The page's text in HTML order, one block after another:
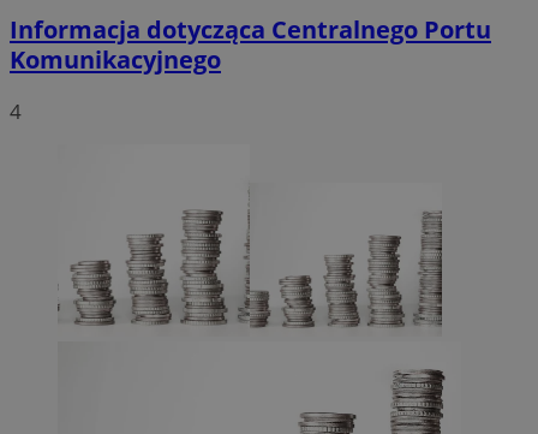
Informacja dotycząca Centralnego Portu
Komunikacyjnego
4